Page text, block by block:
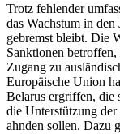
Trotz fehlender
das Wachstum in
gebremst bleibt. Die
Sanktionen
Zugang zu
Europäische Union
Belarus ergriffen, die
die Unterstützung
ahnden sollen. Dazu